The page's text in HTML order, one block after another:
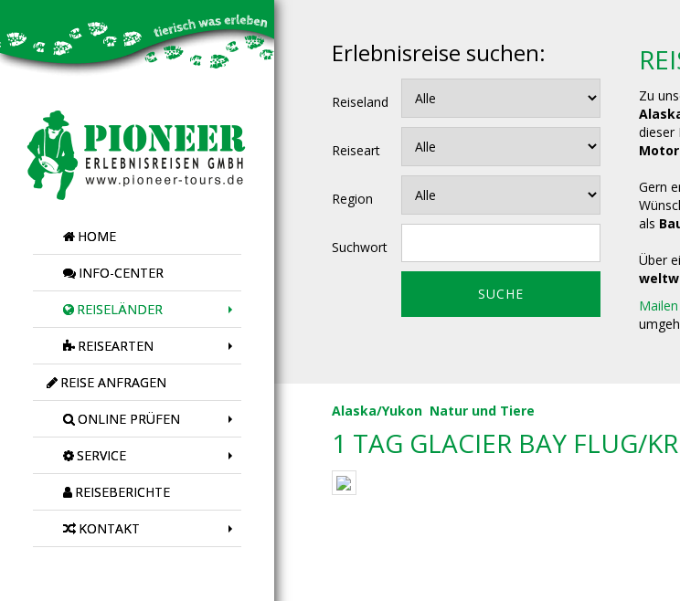
HOME
INFO-CENTER
REISELÄNDER
REISEARTEN
REISE ANFRAGEN
ONLINE PRÜFEN
SERVICE
REISEBERICHTE
KONTAKT
Erlebnisreise suchen:
Reiseland
Reiseart
Region
Suchwort
Zu
dieser
Gern
als
Über
Mailen
Alaska/Yukon Natur und Tiere
1 TAG GLACIER BAY FLUG/